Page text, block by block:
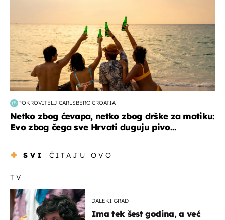
POKROVITELJ CARLSBERG CROATIA
Netko zbog ćevapa, netko zbog drške za motiku:
Evo zbog čega sve Hrvati duguju pivo...
SVI ČITAJU OVO
TV
DALEKI GRAD
Ima tek šest godina, a već